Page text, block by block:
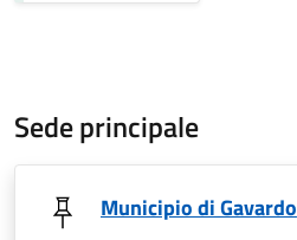
Sede principale
Municipio di Gavardo